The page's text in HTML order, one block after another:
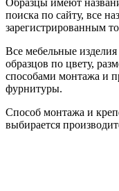
поиска по сайту, все
зарегистрированным
Все мебельные
образцов по цвету,
способами монтажа и
фурнитуры.
Способ монтажа и
выбирается